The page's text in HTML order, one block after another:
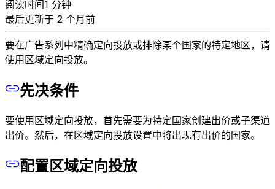
阅读时间1 分钟
最后更新于 2 个月前
要在广告系列中精确定向投放或排除某个国家的特定地区，请
使用区域定向投放。
先决条件
要使用区域定向投放，首先需要为特定国家创建出价或子渠道
出价。然后，在区域定向投放设置中将出现有出价的国家。
配置区域定向投放